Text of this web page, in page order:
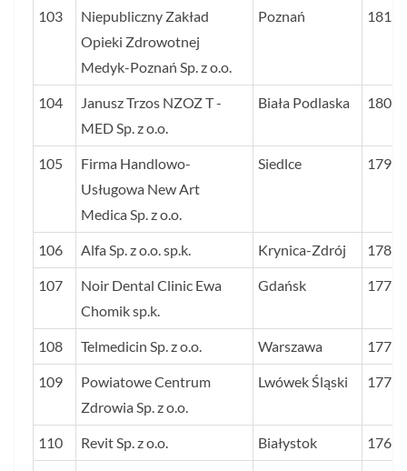
103
Niepubliczny Zakład
Opieki Zdrowotnej
Medyk-Poznań Sp. z o.o.
Poznań 181
104
Janusz Trzos NZOZ T -
MED Sp. z o.o.
Biała Podlaska 180
105
Firma Handlowo-
Usługowa New Art
Medica Sp. z o.o.
Siedlce 179
106 Alfa Sp. z o.o. sp.k. Krynica-Zdrój 178
107
Noir Dental Clinic Ewa
Chomik sp.k.
Gdańsk 177
108 Telmedicin Sp. z o.o. Warszawa 177
109
Powiatowe Centrum
Zdrowia Sp. z o.o.
Lwówek Śląski 177
110 Revit Sp. z o.o. Białystok 176